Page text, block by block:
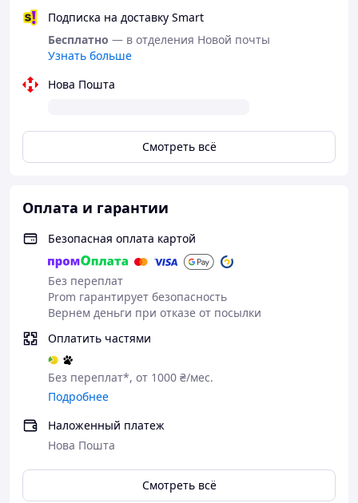
из толстой 2мм сверхпрочной защитной ткани)
Выдерживают множественные попадания пуль:
5,45х39 ПС; 7,62х39ПС; осколков разной
вложение шаров в 3 см друг от друга.
1,9КГ
Материал
ТИТАН+ДЕМПФЕР
Размер
250Х300ММ
СВЕТО-СЕРЫЙ
Форма
ОПУКЛА
Комплект
2 ПЛИТИ
Подписка на доставку Smart
Бесплатно — в отделения Новой почты
Узнать больше
Нова Пошта
Смотреть всё
Оплата и гарантии
Безопасная оплата картой
Без переплат
Prom гарантирует безопасность
Вернем деньги при отказе от посылки
Оплатить частями
Без переплат*, от 1000 ₴/мес.
Подробнее
Наложенный платеж
Нова Пошта
Смотреть всё